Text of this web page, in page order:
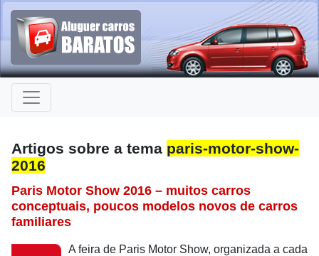
Artigos sobre a tema paris-motor-show-
2016
Paris Motor Show 2016 – muitos carros
conceptuais, poucos modelos novos de carros
familiares
A feira de Paris Motor Show, organizada a cada